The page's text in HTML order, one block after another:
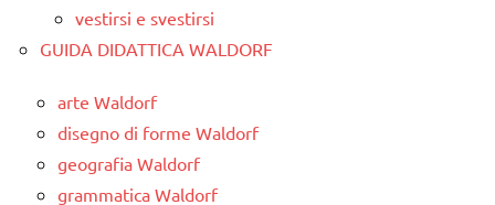
vestirsi e svestirsi
GUIDA DIDATTICA WALDORF
arte Waldorf
disegno di forme Waldorf
geografia Waldorf
grammatica Waldorf